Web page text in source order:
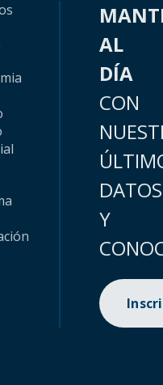
AL
DÍA
CON
DATOS
Y